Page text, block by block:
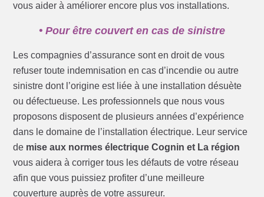
vous aider à améliorer encore plus vos installations.
• Pour être couvert en cas de sinistre
Les compagnies d’assurance sont en droit de vous
refuser toute indemnisation en cas d’incendie ou autre
sinistre dont l’origine est liée à une installation désuète
ou défectueuse. Les professionnels que nous vous
proposons disposent de plusieurs années d’expérience
dans le domaine de l’installation électrique. Leur service
de mise aux normes électrique Cognin et La région
vous aidera à corriger tous les défauts de votre réseau
afin que vous puissiez profiter d’une meilleure
couverture auprès de votre assureur.